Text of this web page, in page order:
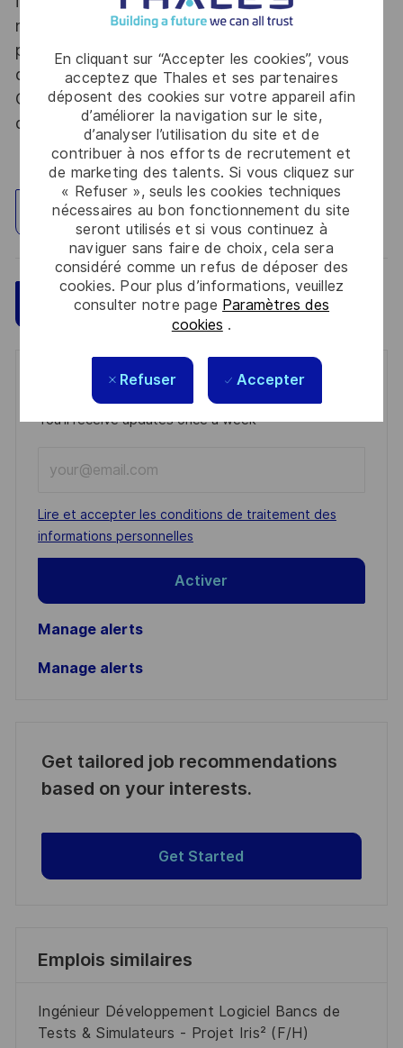
En cliquant sur “Accepter les cookies”, vous
acceptez que Thales et ses partenaires
déposent des cookies sur votre appareil afin
d’améliorer la navigation sur le site,
d’analyser l’utilisation du site et de
contribuer à nos efforts de recrutement et
de marketing des talents. Si vous cliquez sur
« Refuser », seuls les cookies techniques
nécessaires au bon fonctionnement du site
seront utilisés et si vous continuez à
naviguer sans faire de choix, cela sera
considéré comme un refus de déposer des
cookies. Pour plus d’informations, veuillez
consulter notre page Paramètres des
cookies .
Refuser Accepter
nationale, la personne retenue fera l'objet d'une
procédure d’habilitation, conformément aux
dispositions des articles R.2311-1 et suivants du
Code de la défense et de l’IGI 1300 SGDSN/PSE
du 09 août 2021.
Explorez un site
Postulez maintenant Sauvegarder
Get notified for similar jobs
You'll receive updates once a week
Email
address
(Required)
Required
Lire et accepter les conditions de traitement des
informations personnelles
Activer
Manage alerts
Manage alerts
Get tailored job recommendations
based on your interests.
Get Started
Emplois similaires
Ingénieur Développement Logiciel Bancs de
Tests & Simulateurs - Projet Iris² (F/H)